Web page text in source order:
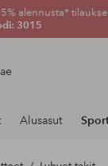
alennusta*
3015
Alusasut